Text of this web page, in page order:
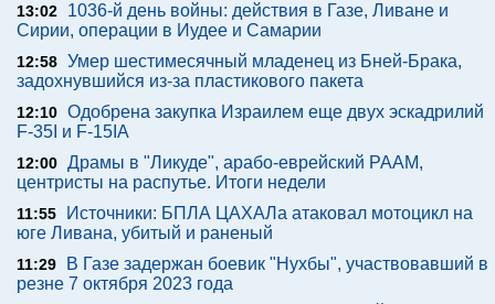
13:02
1036-й день войны: действия в Газе, Ливане и
Сирии, операции в Иудее и Самарии
12:58 Умер шестимесячный младенец из Бней-Брака,
задохнувшийся из-за пластикового пакета
12:10 Одобрена закупка Израилем еще двух эскадрилий
F-35I и F-15IA
12:00 Драмы в "Ликуде", арабо-еврейский РААМ,
центристы на распутье. Итоги недели
11:55
Источники: БПЛА ЦАХАЛа атаковал мотоцикл на
юге Ливана, убитый и раненый
11:29
В Газе задержан боевик "Нухбы", участвовавший в
резне 7 октября 2023 года